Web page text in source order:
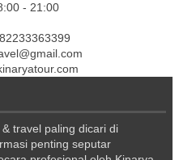
- 21:00
travel paling dicari di
penting seputar